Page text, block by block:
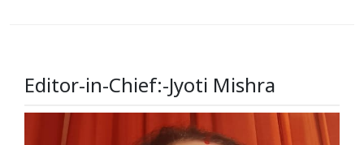
Editor-in-Chief:-Jyoti Mishra